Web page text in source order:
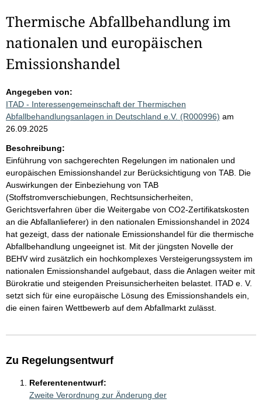
Thermische Abfallbehandlung im
nationalen und europäischen
Emissionshandel
Angegeben von:
ITAD - Interessengemeinschaft der Thermischen
Abfallbehandlungsanlagen in Deutschland e.V. (R000996) am
26.09.2025
Beschreibung:
Einführung von sachgerechten Regelungen im nationalen und
europäischen Emissionshandel zur Berücksichtigung von TAB. Die
Auswirkungen der Einbeziehung von TAB
(Stoffstromverschiebungen, Rechtsunsicherheiten,
Gerichtsverfahren über die Weitergabe von CO2-Zertifikatskosten
an die Abfallanlieferer) in den nationalen Emissionshandel in 2024
hat gezeigt, dass der nationale Emissionshandel für die thermische
Abfallbehandlung ungeeignet ist. Mit der jüngsten Novelle der
BEHV wird zusätzlich ein hochkomplexes Versteigerungssystem im
nationalen Emissionshandel aufgebaut, dass die Anlagen weiter mit
Bürokratie und steigenden Preisunsicherheiten belastet. ITAD e. V.
setzt sich für eine europäische Lösung des Emissionshandels ein,
die einen fairen Wettbewerb auf dem Abfallmarkt zulässt.
Zu Regelungsentwurf
Referentenentwurf:
Zweite Verordnung zur Änderung der